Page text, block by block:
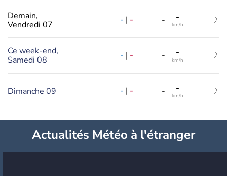
Demain,
Vendredi 07
- | - - -
km/h
Ce week-end,
Samedi 08
- | - - -
km/h
Dimanche 09 - | - - -
km/h
Actualités Météo à l'étranger